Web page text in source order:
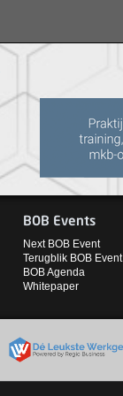
BOB Events
Next BOB Event
Terugblik BOB Event
BOB Agenda
Whitepaper